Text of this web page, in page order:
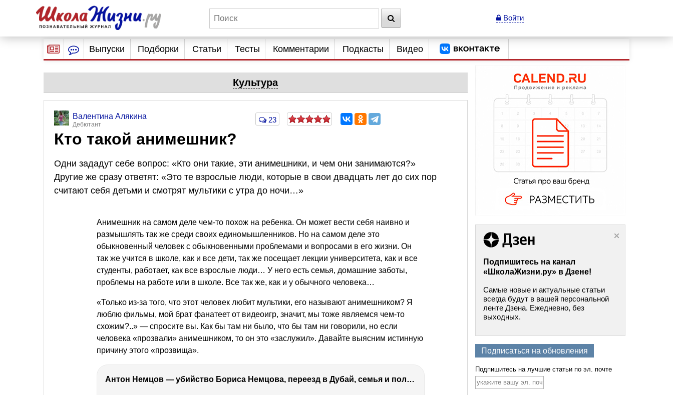
Войти
Выпуски Подборки Статьи Тесты Комментарии Подкасты Видео
Культура
Валентина Алякина
Дебютант
23
Кто такой анимешник?
Одни зададут себе вопрос: «Кто они такие, эти анимешники, и чем они занимаются?»
Другие же сразу ответят: «Это те взрослые люди, которые в свои двадцать лет до сих пор
считают себя детьми и смотрят мультики с утра до ночи…»
Анимешник на самом деле чем-то похож на ребенка. Он может вести себя наивно и
размышлять так же среди своих единомышленников. Но на самом деле это
обыкновенный человек с обыкновенными проблемами и вопросами в его жизни. Он
так же учится в школе, как и все дети, так же посещает лекции университета, как и все
студенты, работает, как все взрослые люди… У него есть семья, домашние заботы,
проблемы на работе или в школе. Все так же, как и у обычного человека…
«Только из-за того, что этот человек любит мультики, его называют анимешником? Я
люблю фильмы, мой брат фанатеет от видеоигр, значит, мы тоже являемся чем-то
схожим?..» — спросите вы. Как бы там ни было, что бы там ни говорили, но если
человека «прозвали» анимешником, то он это «заслужил». Давайте выясним истинную
причину этого «прозвища».
Антон Немцов — убийство Бориса Немцова, переезд в Дубай, семья и политика
Подпишитесь на канал
«ШколаЖизни.ру» в Дзене!
Самые новые и актуальные статьи
всегда будут в вашей персональной
ленте Дзена. Ежедневно, без
выходных.
Подписаться на обновления
Подпишитесь на лучшие статьи по эл. почте